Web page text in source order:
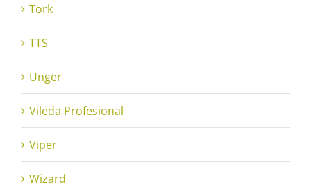
Tork
TTS
Unger
Vileda Profesional
Viper
Wizard